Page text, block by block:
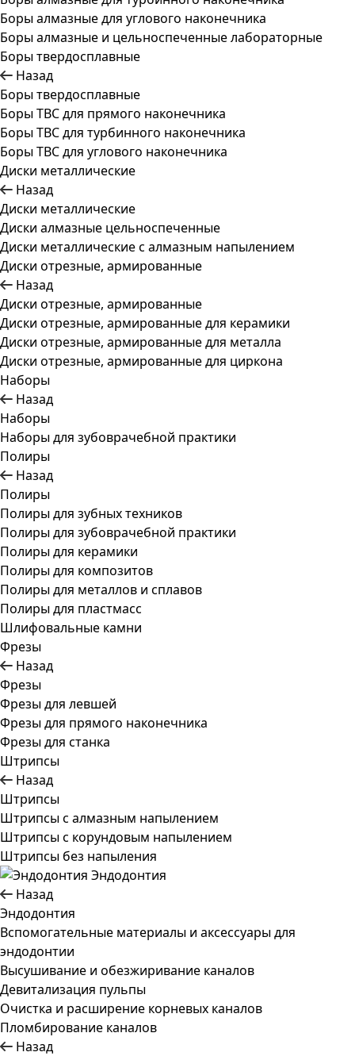
Боры алмазные для углового наконечника
Боры алмазные и цельноспеченные лабораторные
Боры твердосплавные
Назад
Боры твердосплавные
Боры ТВС для прямого наконечника
Боры ТВС для турбинного наконечника
Боры ТВС для углового наконечника
Диски металлические
Назад
Диски металлические
Диски алмазные цельноспеченные
Диски металлические с алмазным напылением
Диски отрезные, армированные
Назад
Диски отрезные, армированные
Диски отрезные, армированные для керамики
Диски отрезные, армированные для металла
Диски отрезные, армированные для циркона
Наборы
Назад
Наборы
Наборы для зубоврачебной практики
Полиры
Назад
Полиры
Полиры для зубных техников
Полиры для зубоврачебной практики
Полиры для керамики
Полиры для композитов
Полиры для металлов и сплавов
Полиры для пластмасс
Шлифовальные камни
Фрезы
Назад
Фрезы
Фрезы для левшей
Фрезы для прямого наконечника
Фрезы для станка
Штрипсы
Назад
Штрипсы
Штрипсы c алмазным напылением
Штрипсы c корундовым напылением
Штрипсы без напыления
Эндодонтия
Назад
Эндодонтия
Вспомогательные материалы и аксессуары для
эндодонтии
Высушивание и обезжиривание каналов
Девитализация пульпы
Очистка и расширение корневых каналов
Пломбирование каналов
Назад